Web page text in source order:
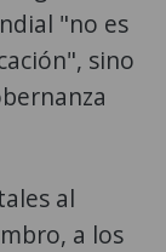
"no es
sino
al
a los